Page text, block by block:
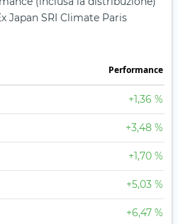
Japan SRI Climate Paris
Performance
+1,36 %
+3,48 %
+1,70 %
+5,03 %
+6,47 %